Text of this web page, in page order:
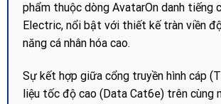
phẩm thuộc dòng AvatarOn danh tiếng
Electric, nổi bật với thiết kế tràn viền
năng cá nhân hóa cao.
Sự kết hợp giữa cổng truyền hình cáp
liệu tốc độ cao (Data Cat6e) trên cùng